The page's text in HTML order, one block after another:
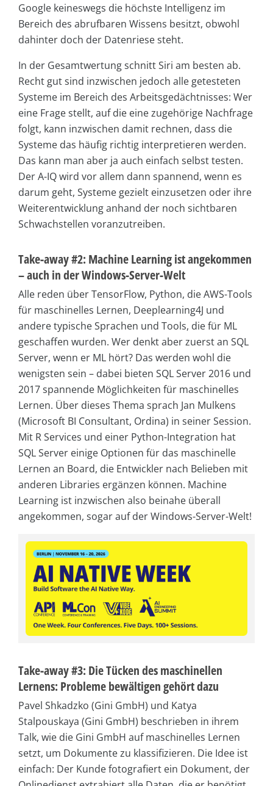
Google keineswegs die höchste Intelligenz im
Bereich des abrufbaren Wissens besitzt, obwohl
dahinter doch der Datenriese steht.
In der Gesamtwertung schnitt Siri am besten ab.
Recht gut sind inzwischen jedoch alle getesteten
Systeme im Bereich des Arbeitsgedächtnisses: Wer
eine Frage stellt, auf die eine zugehörige Nachfrage
folgt, kann inzwischen damit rechnen, dass die
Systeme das häufig richtig interpretieren werden.
Das kann man aber ja auch einfach selbst testen.
Der A-IQ wird vor allem dann spannend, wenn es
darum geht, Systeme gezielt einzusetzen oder ihre
Weiterentwicklung anhand der noch sichtbaren
Schwachstellen voranzutreiben.
Take-away #2: Machine Learning ist angekommen
– auch in der Windows-Server-Welt
Alle reden über TensorFlow, Python, die AWS-Tools
für maschinelles Lernen, Deeplearning4J und
andere typische Sprachen und Tools, die für ML
geschaffen wurden. Wer denkt aber zuerst an SQL
Server, wenn er ML hört? Das werden wohl die
wenigsten sein – dabei bieten SQL Server 2016 und
2017 spannende Möglichkeiten für maschinelles
Lernen. Über dieses Thema sprach Jan Mulkens
(Microsoft BI Consultant, Ordina) in seiner Session.
Mit R Services und einer Python-Integration hat
SQL Server einige Optionen für das maschinelle
Lernen an Board, die Entwickler nach Belieben mit
anderen Libraries ergänzen können. Machine
Learning ist inzwischen also beinahe überall
angekommen, sogar auf der Windows-Server-Welt!
Take-away #3: Die Tücken des maschinellen
Lernens: Probleme bewältigen gehört dazu
Pavel Shkadzko (Gini GmbH) und Katya
Stalpouskaya (Gini GmbH) beschrieben in ihrem
Talk, wie die Gini GmbH auf maschinelles Lernen
setzt, um Dokumente zu klassifizieren. Die Idee ist
einfach: Der Kunde fotografiert ein Dokument, der